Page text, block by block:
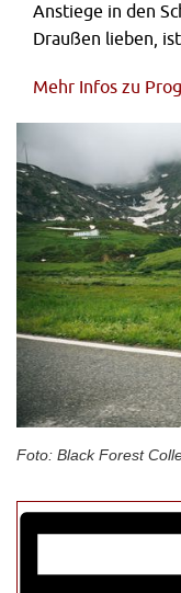
Anstiege in den
Draußen lieben,
Mehr Infos zu
Foto: Black Forest